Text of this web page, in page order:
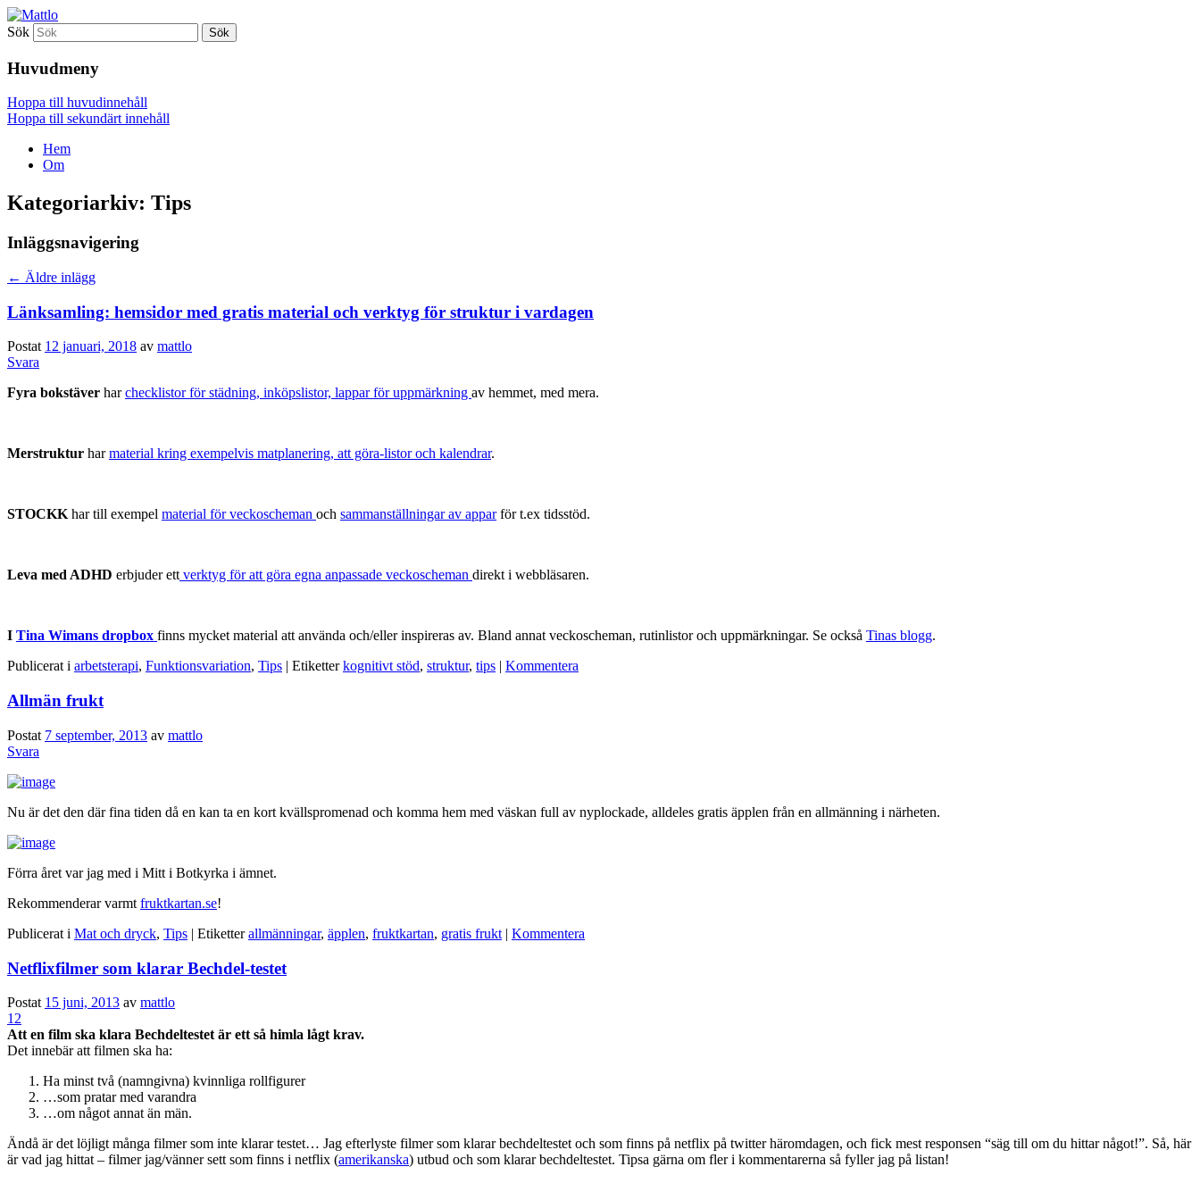
Mattlo
Sök
Huvudmeny
Hoppa till huvudinnehåll
Hoppa till sekundärt innehåll
Hem
Om
Kategoriarkiv: Tips
Inläggsnavigering
← Äldre inlägg
Länksamling: hemsidor med gratis material och verktyg för struktur i vardagen
Postat 12 januari, 2018 av mattlo
Svara
Fyra bokstäver harchecklistor för städning, inköpslistor, lappar för uppmärkning av hemmet, med mera.
Merstruktur harmaterial kring exempelvis matplanering, att göra-listor och kalendrar.
STOCKKhar till exempel material för veckoscheman och sammanställningar av apparför t.ex tidsstöd.
Leva med ADHD erbjuder ettverktyg för att göra egna anpassade veckoscheman direkt i webbläsaren.
I Tina Wimans dropbox finns mycket material att använda och/eller inspireras av. Bland annat veckoscheman, rutinlistor och uppmärkningar. Se också Tinas blogg.
Publicerat i arbetsterapi, Funktionsvariation, Tips | Etiketter kognitivt stöd, struktur, tips | Kommentera
Allmän frukt
Postat 7 september, 2013 av mattlo
Svara
Nu är det den där fina tiden då en kan ta en kort kvällspromenad och komma hem med väskan full av nyplockade, alldeles gratis äpplen från en allmänning i närheten.
Förra året var jag med i Mitt i Botkyrka i ämnet.
Rekommenderar varmt fruktkartan.se!
Publicerat i Mat och dryck, Tips | Etiketter allmänningar, äpplen, fruktkartan, gratis frukt | Kommentera
Netflixfilmer som klarar Bechdel-testet
Postat 15 juni, 2013 av mattlo
12
Att en film ska klara Bechdeltestet är ett så himla lågt krav.
Det innebär att filmen ska ha:
Ha minst två (namngivna) kvinnliga rollfigurer
…som pratar med varandra
…om något annat än män.
Ändå är det löjligt många filmer som inte klarar testet… Jag efterlyste filmer som klarar bechdeltestet och som finns på netflix på twitter häromdagen, och fick mest responsen “säg till om du hittar något!”. Så, här
är vad jag hittat – filmer jag/vänner sett som finns i netflix (amerikanska) utbud och som klarar bechdeltestet. Tipsa gärna om fler i kommentarerna så fyller jag på listan!